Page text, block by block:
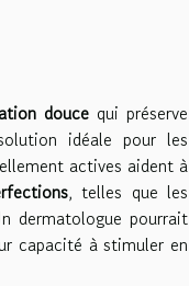
douce qui préserve
idéale pour les
actives aident à
, telles que les
dermatologue pourrait
capacité à stimuler en